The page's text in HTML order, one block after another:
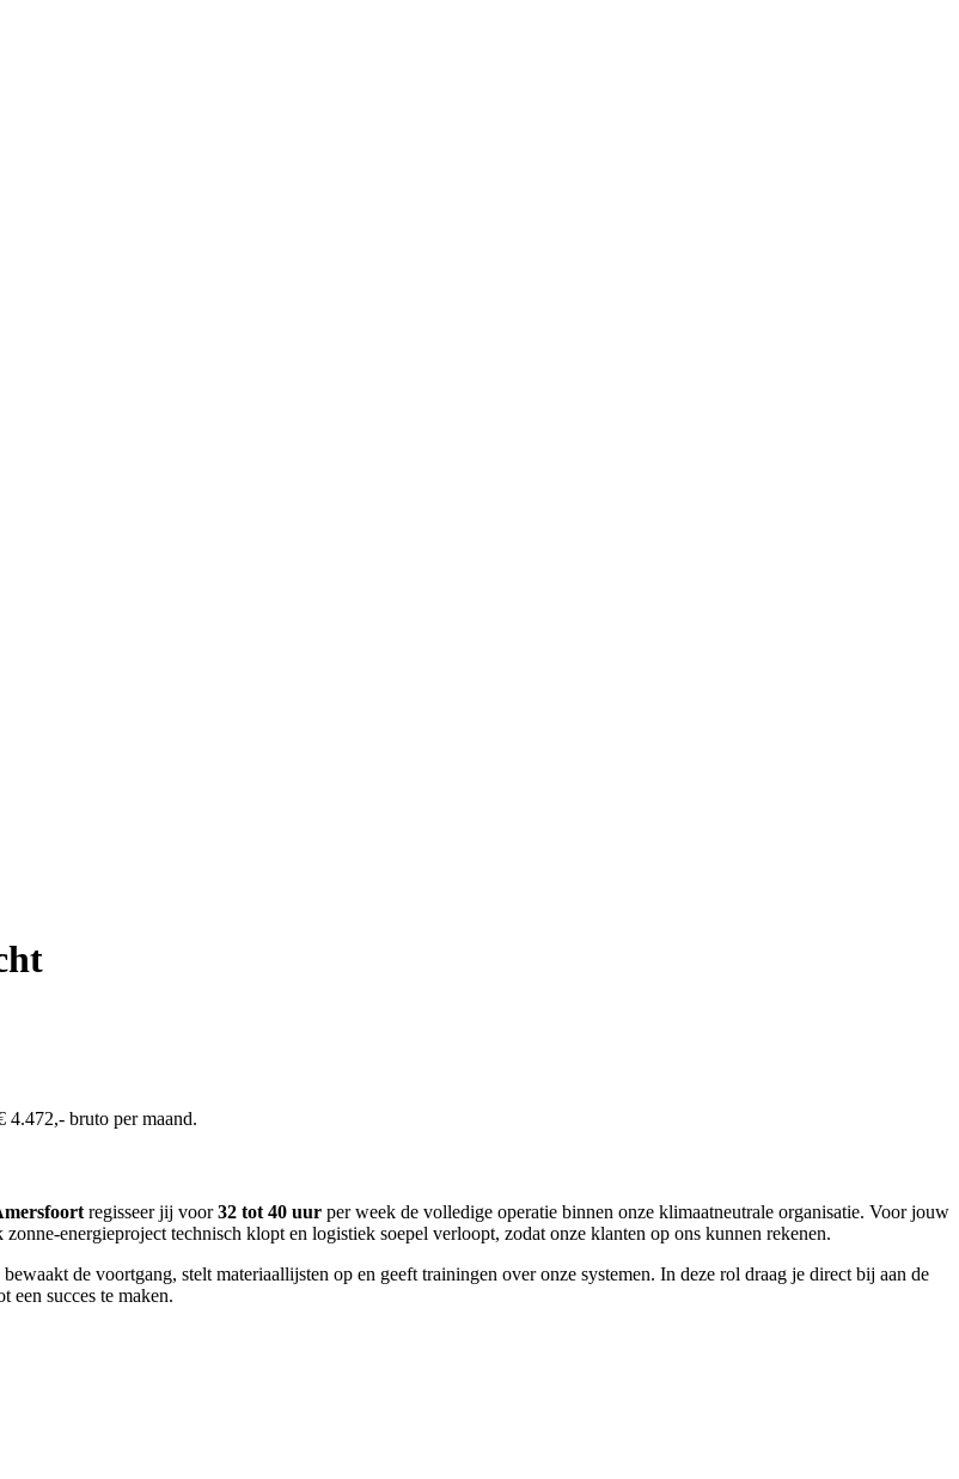
4.472,- bruto per maand.
regisseer jij voor32 tot 40 uur per week de volledige operatie binnen onze klimaatneutrale organisatie. Voor jouw
energieproject technisch klopt en logistiek soepel verloopt, zodat onze klanten op ons kunnen rekenen.
de voortgang, stelt materiaallijsten op en geeft trainingen over onze systemen. In deze rol draag je direct bij aan de
een succes te maken.